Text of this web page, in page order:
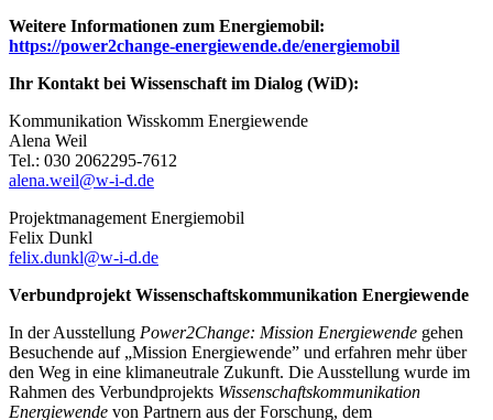
Weitere Informationen zum Energiemobil:
https://power2change-energiewende.de/energiemobil
Ihr Kontakt bei Wissenschaft im Dialog (WiD):
Kommunikation Wisskomm Energiewende
Alena Weil
Tel.: 030 2062295-7612
alena.weil@w-i-d.de
Projektmanagement Energiemobil
Felix Dunkl
felix.dunkl@w-i-d.de
Verbundprojekt Wissenschaftskommunikation Energiewende
In der Ausstellung Power2Change: Mission Energiewende gehen
Besuchende auf „Mission Energiewende” und erfahren mehr über
den Weg in eine klimaneutrale Zukunft. Die Ausstellung wurde im
Rahmen des Verbundprojekts Wissenschaftskommunikation
Energiewende von Partnern aus der Forschung, dem